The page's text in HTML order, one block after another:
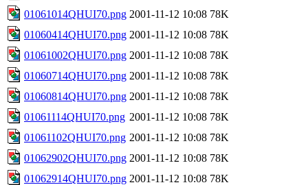
01061014QHUI70.png 2001-11-12 10:08 78K
01060414QHUI70.png 2001-11-12 10:08 78K
01061002QHUI70.png 2001-11-12 10:08 78K
01060714QHUI70.png 2001-11-12 10:08 78K
01060814QHUI70.png 2001-11-12 10:08 78K
01061114QHUI70.png 2001-11-12 10:08 78K
01061102QHUI70.png 2001-11-12 10:08 78K
01062902QHUI70.png 2001-11-12 10:08 78K
01062914QHUI70.png 2001-11-12 10:08 78K